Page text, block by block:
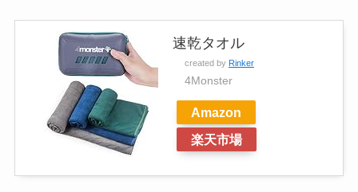
速乾タオル
created by Rinker
4Monster
Amazon
楽天市場